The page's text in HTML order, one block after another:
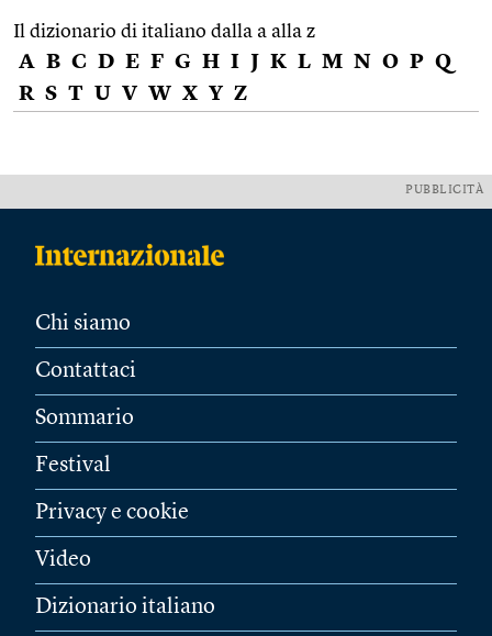
Il dizionario di italiano dalla a alla z
A B C D E F G H I J K L M N O P Q
R S T U V W X Y Z
PUBBLICITÀ
Chi siamo
Contattaci
Sommario
Festival
Privacy e cookie
Video
Dizionario italiano